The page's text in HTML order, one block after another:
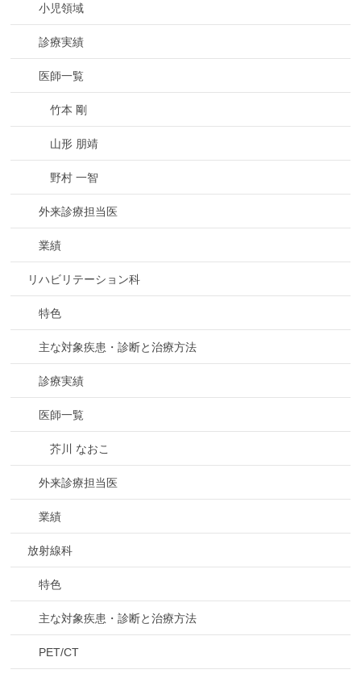
小児領域
診療実績
医師一覧
竹本 剛
山形 朋靖
野村 一智
外来診療担当医
業績
リハビリテーション科
特色
主な対象疾患・診断と治療方法
診療実績
医師一覧
芥川 なおこ
外来診療担当医
業績
放射線科
特色
主な対象疾患・診断と治療方法
PET/CT